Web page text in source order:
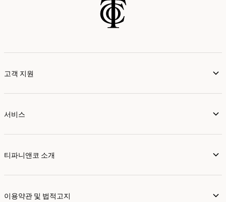
고객 지원
서비스
티파니앤코 소개
이용약관 및 법적고지